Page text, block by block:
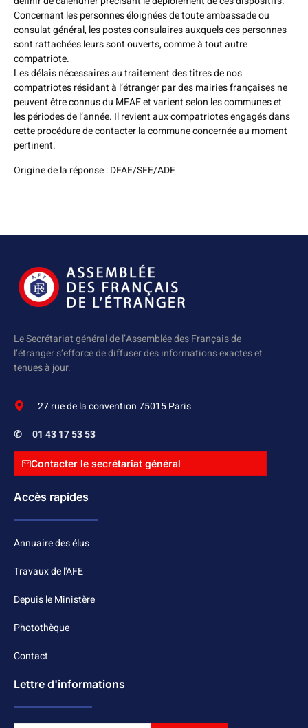
Concernant les personnes éloignées de toute ambassade ou
consulat général, les postes consulaires auxquels ces personnes
sont rattachées leurs sont ouverts, comme à tout autre
compatriote.
Les délais nécessaires au traitement des titres de nos
compatriotes résidant à l’étranger par des mairies françaises ne
peuvent être connus du MEAE et varient selon les communes et
les périodes de l’année. Il revient aux compatriotes engagés dans
cette procédure de contacter la commune concernée au moment
pertinent.
Origine de la réponse : DFAE/SFE/ADF
Le Secrétariat général de l’Assemblée des Français de
l’étranger s’efforce de diffuser des informations exactes et
tenues à jour.
27 rue de la convention 75015 Paris
✆ 01 43 17 53 53
Contacter le secrétariat général
Accès rapides
Annuaire des élus
Travaux de l'AFE
Depuis le Ministère
Photothèque
Contact
Lettre d'informations